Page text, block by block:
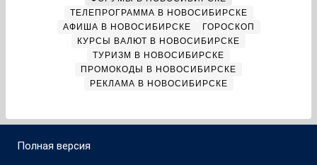
ТЕЛЕПРОГРАММА В НОВОСИБИРСКЕ
АФИША В НОВОСИБИРСКЕ
ГОРОСКОП
КУРСЫ ВАЛЮТ В НОВОСИБИРСКЕ
ТУРИЗМ В НОВОСИБИРСКЕ
ПРОМОКОДЫ В НОВОСИБИРСКЕ
РЕКЛАМА В НОВОСИБИРСКЕ
Полная версия